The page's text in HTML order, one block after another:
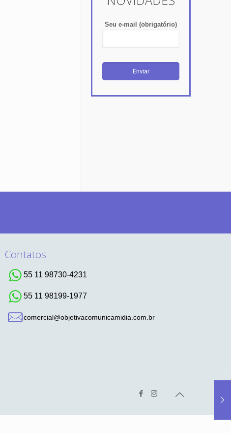
Seu e-mail (obrigatório)
Contatos
55 11 98730-4231
55 11 98199-1977
comercial@objetivacomunicamidia.com.br